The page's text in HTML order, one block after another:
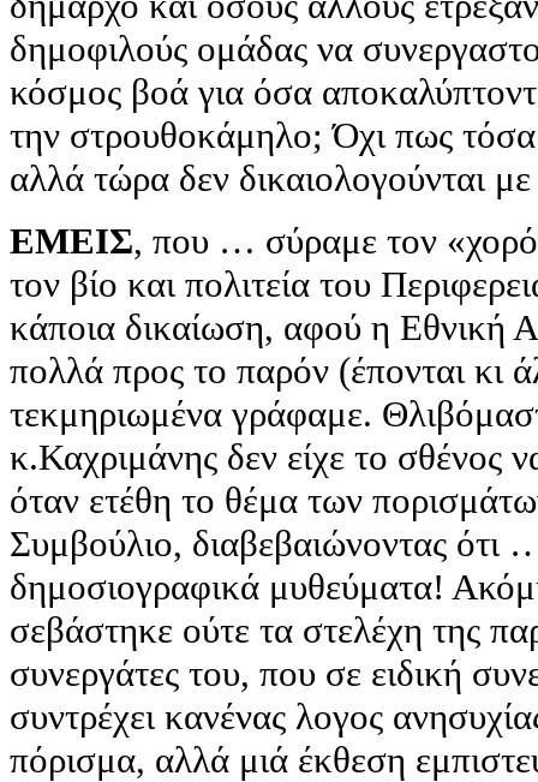
δημοφιλούς ομάδας να
κόσμος βοά για όσα
την στρουθοκάμηλο; Όχι πως τόσα
αλλά τώρα δεν δικαιολογούνται
ΕΜΕΙΣ, που … σύραμε τον
τον βίο και πολιτεία του
κάποια δικαίωση, αφού η Εθνική
πολλά προς το παρόν (έπονται κι
τεκμηριωμένα γράφαμε.
κ.Καχριμάνης δεν είχε το σθένος
όταν ετέθη το θέμα των
Συμβούλιο, διαβεβαιώνοντας ότι
δημοσιογραφικά μυθεύματα!
σεβάστηκε ούτε τα στελέχη της
συνεργάτες του, που σε ειδική
συντρέχει κανένας λογος
πόρισμα, αλλά μιά έκθεση